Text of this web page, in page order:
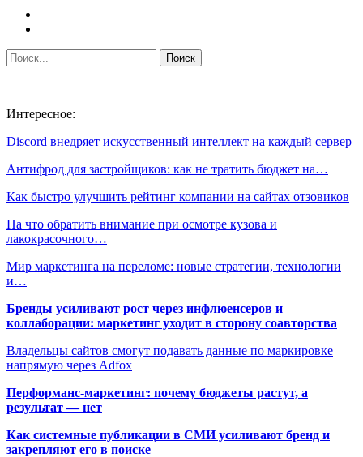
Интересное:
Discord внедряет искусственный интеллект на каждый сервер
Антифрод для застройщиков: как не тратить бюджет на…
Как быстро улучшить рейтинг компании на сайтах отзовиков
На что обратить внимание при осмотре кузова и
лакокрасочного…
Мир маркетинга на переломе: новые стратегии, технологии
и…
Бренды усиливают рост через инфлюенсеров и
коллаборации: маркетинг уходит в сторону соавторства
Владельцы сайтов смогут подавать данные по маркировке
напрямую через Adfox
Перформанс-маркетинг: почему бюджеты растут, а
результат — нет
Как системные публикации в СМИ усиливают бренд и
закрепляют его в поиске